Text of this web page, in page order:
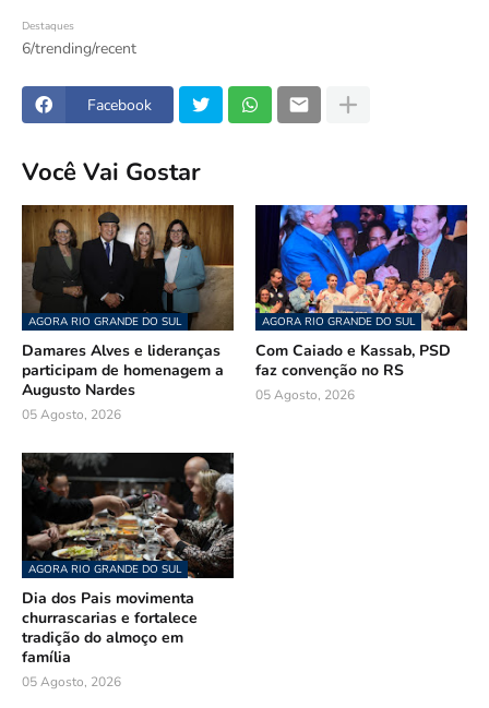
Destaques
6/trending/recent
Facebook
Você Vai Gostar
AGORA RIO GRANDE DO SUL
Damares Alves e lideranças
participam de homenagem a
Augusto Nardes
05 Agosto, 2026
AGORA RIO GRANDE DO SUL
Com Caiado e Kassab, PSD
faz convenção no RS
05 Agosto, 2026
AGORA RIO GRANDE DO SUL
Dia dos Pais movimenta
churrascarias e fortalece
tradição do almoço em
família
05 Agosto, 2026